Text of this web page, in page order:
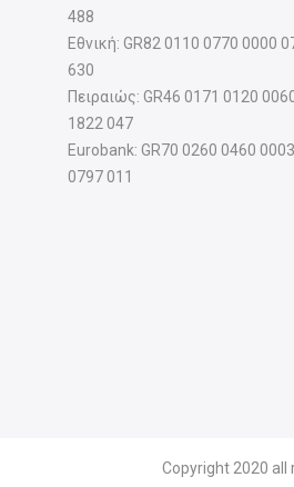
488
Εθνική: GR82 0110 0770 0000
630
Πειραιώς: GR46 0171 0120
1822 047
Eurobank: GR70 0260 0460
0797 011
Copyright 2020 all